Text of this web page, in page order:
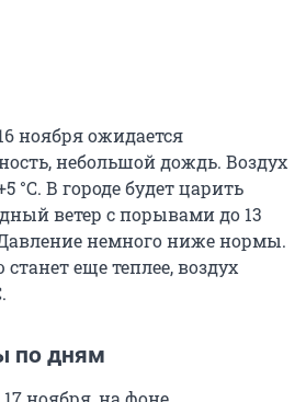
ноября ожидается
небольшой дождь. Воздух
°C. В городе будет царить
ветер с порывами до 13
немного ниже нормы.
еще теплее, воздух
по дням